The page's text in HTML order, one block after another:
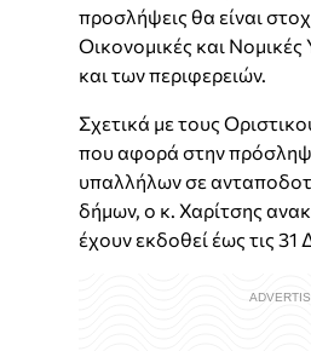
προσλήψεις θα είναι
Οικονομικές και
και των περιφερειών.
Σχετικά με τους
που αφορά στην
υπαλλήλων σε
δήμων, ο κ. Χαρίτσης
έχουν εκδοθεί έως τις 31